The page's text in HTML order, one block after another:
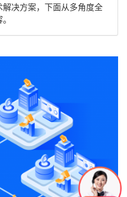
解决方案，下面从多角度全